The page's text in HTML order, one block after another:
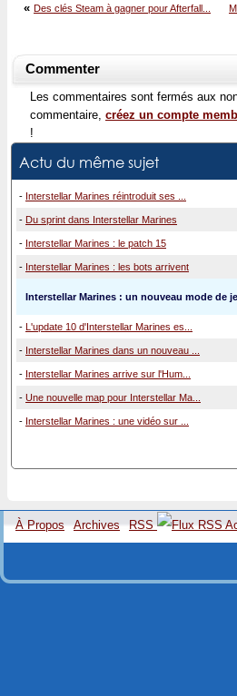
« Des clés Steam à gagner pour Afterfall...
Commenter
Les commentaires sont fermés aux
commentaire, créez un compte
!
Actu du même sujet
- Interstellar Marines réintroduit ses ...
- Du sprint dans Interstellar Marines
- Interstellar Marines : le patch 15
- Interstellar Marines : les bots arrivent
Interstellar Marines : un nouveau mode de
- L'update 10 d'Interstellar Marines es...
- Interstellar Marines dans un nouveau ...
- Interstellar Marines arrive sur l'Hum...
- Une nouvelle map pour Interstellar Ma...
- Interstellar Marines : une vidéo sur ...
À Propos Archives RSS